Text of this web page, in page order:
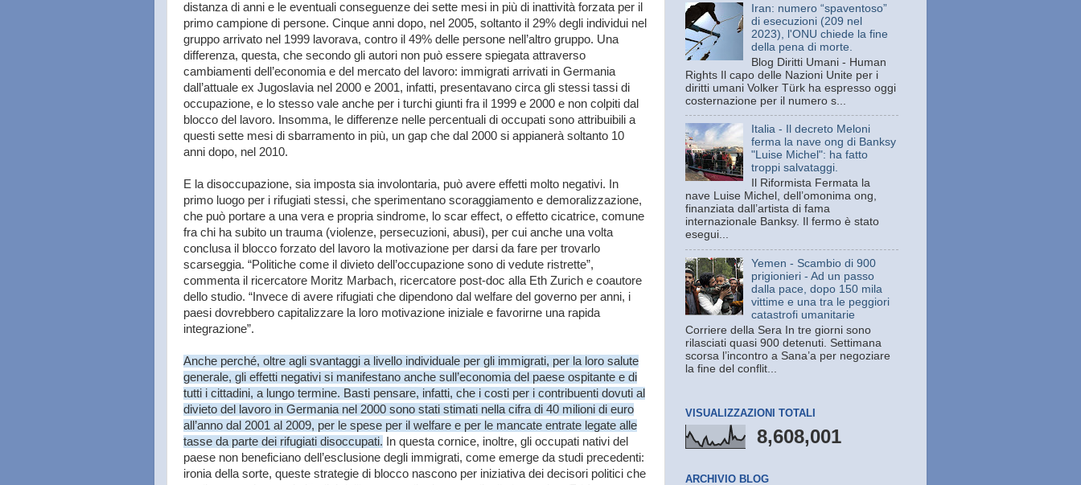
distanza di anni e le eventuali conseguenze dei sette mesi in più di inattività forzata per il
primo campione di persone. Cinque anni dopo, nel 2005, soltanto il 29% degli individui nel
gruppo arrivato nel 1999 lavorava, contro il 49% delle persone nell’altro gruppo. Una
differenza, questa, che secondo gli autori non può essere spiegata attraverso
cambiamenti dell’economia e del mercato del lavoro: immigrati arrivati in Germania
dall’attuale ex Jugoslavia nel 2000 e 2001, infatti, presentavano circa gli stessi tassi di
occupazione, e lo stesso vale anche per i turchi giunti fra il 1999 e 2000 e non colpiti dal
blocco del lavoro. Insomma, le differenze nelle percentuali di occupati sono attribuibili a
questi sette mesi di sbarramento in più, un gap che dal 2000 si appianerà soltanto 10
anni dopo, nel 2010.
E la disoccupazione, sia imposta sia involontaria, può avere effetti molto negativi. In
primo luogo per i rifugiati stessi, che sperimentano scoraggiamento e demoralizzazione,
che può portare a una vera e propria sindrome, lo scar effect, o effetto cicatrice, comune
fra chi ha subito un trauma (violenze, persecuzioni, abusi), per cui anche una volta
conclusa il blocco forzato del lavoro la motivazione per darsi da fare per trovarlo
scarseggia. “Politiche come il divieto dell’occupazione sono di vedute ristrette”,
commenta il ricercatore Moritz Marbach, ricercatore post-doc alla Eth Zurich e coautore
dello studio. “Invece di avere rifugiati che dipendono dal welfare del governo per anni, i
paesi dovrebbero capitalizzare la loro motivazione iniziale e favorirne una rapida
integrazione”.
Anche perché, oltre agli svantaggi a livello individuale per gli immigrati, per la loro salute
generale, gli effetti negativi si manifestano anche sull’economia del paese ospitante e di
tutti i cittadini, a lungo termine. Basti pensare, infatti, che i costi per i contribuenti dovuti al
divieto del lavoro in Germania nel 2000 sono stati stimati nella cifra di 40 milioni di euro
all’anno dal 2001 al 2009, per le spese per il welfare e per le mancate entrate legate alle
tasse da parte dei rifugiati disoccupati. In questa cornice, inoltre, gli occupati nativi del
paese non beneficiano dell’esclusione degli immigrati, come emerge da studi precedenti:
ironia della sorte, queste strategie di blocco nascono per iniziativa dei decisori politici che
Iran: numero “spaventoso”
di esecuzioni (209 nel
2023), l'ONU chiede la fine
della pena di morte.
Blog Diritti Umani - Human
Rights Il capo delle Nazioni Unite per i
diritti umani Volker Türk ha espresso oggi
costernazione per il numero s...
Italia - Il decreto Meloni
ferma la nave ong di Banksy
"Luise Michel": ha fatto
troppi salvataggi.
Il Riformista Fermata la
nave Luise Michel, dell’omonima ong,
finanziata dall’artista di fama
internazionale Banksy. Il fermo è stato
esegui...
Yemen - Scambio di 900
prigionieri - Ad un passo
dalla pace, dopo 150 mila
vittime e una tra le peggiori
catastrofi umanitarie
Corriere della Sera In tre giorni sono
rilasciati quasi 900 detenuti. Settimana
scorsa l’incontro a Sana’a per negoziare
la fine del conflit...
VISUALIZZAZIONI TOTALI
8,608,001
ARCHIVIO BLOG